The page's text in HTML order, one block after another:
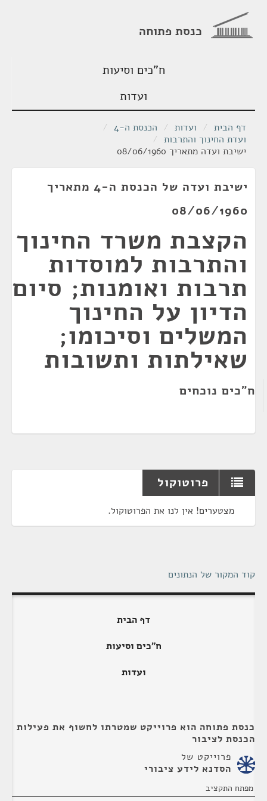
כנסת פתוחה
ח"כים וסיעות
ועדות
דף הבית / ועדות / הכנסת ה-4
/
ועדת החינוך והתרבות /
ישיבת ועדה מתאריך 08/06/1960
ישיבת ועדה של הכנסת ה-4 מתאריך
08/06/1960
הקצבת משרד החינוך
והתרבות למוסדות
תרבות ואומנות; סיום
הדיון על החינוך
המשלים וסיכומו;
שאילתות ותשובות
ח"כים נוכחים
פרוטוקול
מצטערים! אין לנו את הפרוטוקול.
קוד המקור של הנתונים
דף הבית
ח"כים וסיעות
ועדות
כנסת פתוחה הוא פרוייקט שמטרתו לחשוף את פעילות
הכנסת לציבור
פרוייקט של
הסדנא לידע ציבורי
מפתח התקציב